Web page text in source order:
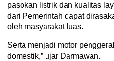
pasokan listrik dan kualitas
dari Pemerintah dapat
oleh masyarakat luas.
Serta menjadi motor
domestik,” ujar Darmawan.